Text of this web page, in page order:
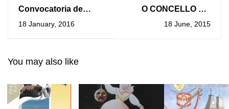
Convocatoria de
carácter ordinario do
18 January, 2016
O CONCELLO DA
GUARDA LIMPA AS
18 June, 2015
You may also like